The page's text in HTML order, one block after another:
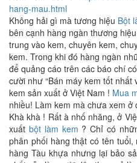
hang-mau.html
Không hải gì mà tương hiệu Bột
bên cạnh hàng ngàn thương
trung vào kem, chuyên kem,
kem. Trong khi đó hàng ngàn
để quảng cáo trên các báo chí
cười như “Bán máy kem tốt nhất
kem sản xuất ở Việt Nam ! Mua
nhiều! Làm kem mà chưa xem ở
Khà khà ! Rất à nhố nhăng, ở
xuất bột làm kem ? Chỉ có
phân phối hàng thật có tên
hàng Tàu khựa nhưng lại bảo